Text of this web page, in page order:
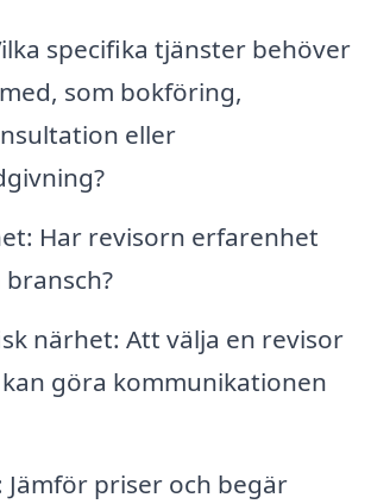
specifika tjänster behöver
som bokföring,
eller
Har revisorn erfarenhet
närhet: Att välja en revisor
göra kommunikationen
Jämför priser och begär